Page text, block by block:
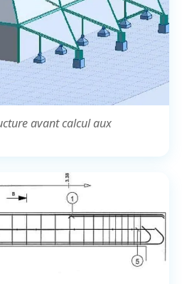
avant calcul aux